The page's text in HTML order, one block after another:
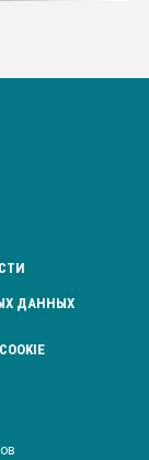
ДАННЫХ